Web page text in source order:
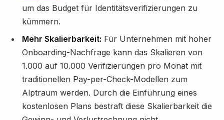
um das Budget für Identitätsverifizierungen zu
kümmern.
Mehr Skalierbarkeit: Für Unternehmen mit hoher
Onboarding-Nachfrage kann das Skalieren von
1.000 auf 10.000 Verifizierungen pro Monat mit
traditionellen Pay-per-Check-Modellen zum
Alptraum werden. Durch die Einführung eines
kostenlosen Plans bestraft diese Skalierbarkeit die